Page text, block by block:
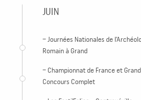
JUIN
– Journées Nationales de
Romain à Grand
– Championnat de France et
Concours Complet